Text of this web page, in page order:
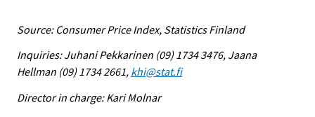
Source: Consumer Price Index, Statistics Finland
Inquiries: Juhani Pekkarinen (09) 1734 3476, Jaana
Hellman (09) 1734 2661, khi@stat.fi
Director in charge: Kari Molnar